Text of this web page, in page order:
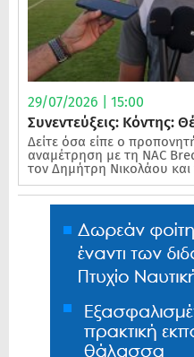
29/07/2026 | 15:00
Συνεντεύξεις: Κόντης:
Δείτε όσα είπε ο
αναμέτρηση με τη NAC
τον Δημήτρη Νικολάου